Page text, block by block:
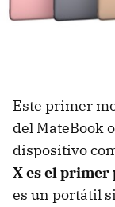
Este primer
del MateBook
dispositivo
X es el
es un portátil